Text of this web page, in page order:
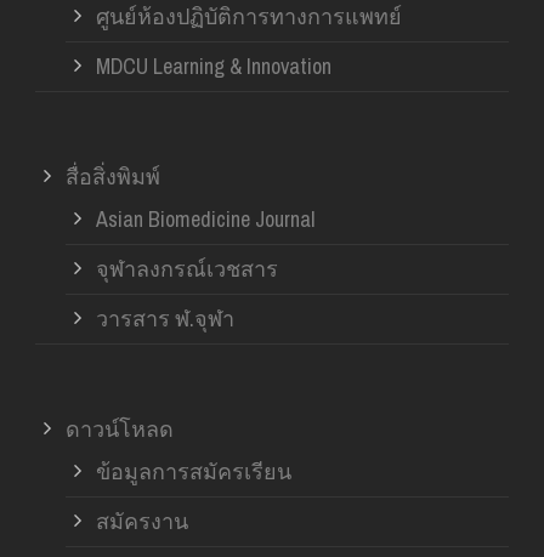
ศูนย์ห้องปฏิบัติการทางการแพทย์
MDCU Learning & Innovation
สื่อสิ่งพิมพ์
Asian Biomedicine Journal
จุฬาลงกรณ์เวชสาร
วารสาร ฬ.จุฬา
ดาวน์โหลด
ข้อมูลการสมัครเรียน
สมัครงาน